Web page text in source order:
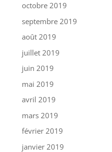
octobre 2019
septembre 2019
août 2019
juillet 2019
juin 2019
mai 2019
avril 2019
mars 2019
février 2019
janvier 2019